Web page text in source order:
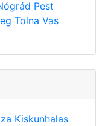
Pest
Tolna Vas
Kiskunhalas